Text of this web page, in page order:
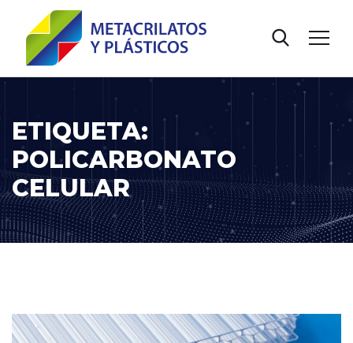
ETIQUETA:
POLICARBONATO
CELULAR